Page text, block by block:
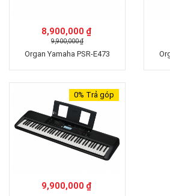
8,900,000 ₫
9,900,000 ₫
Organ Yamaha PSR-E473
0% Trả góp
9,900,000 ₫